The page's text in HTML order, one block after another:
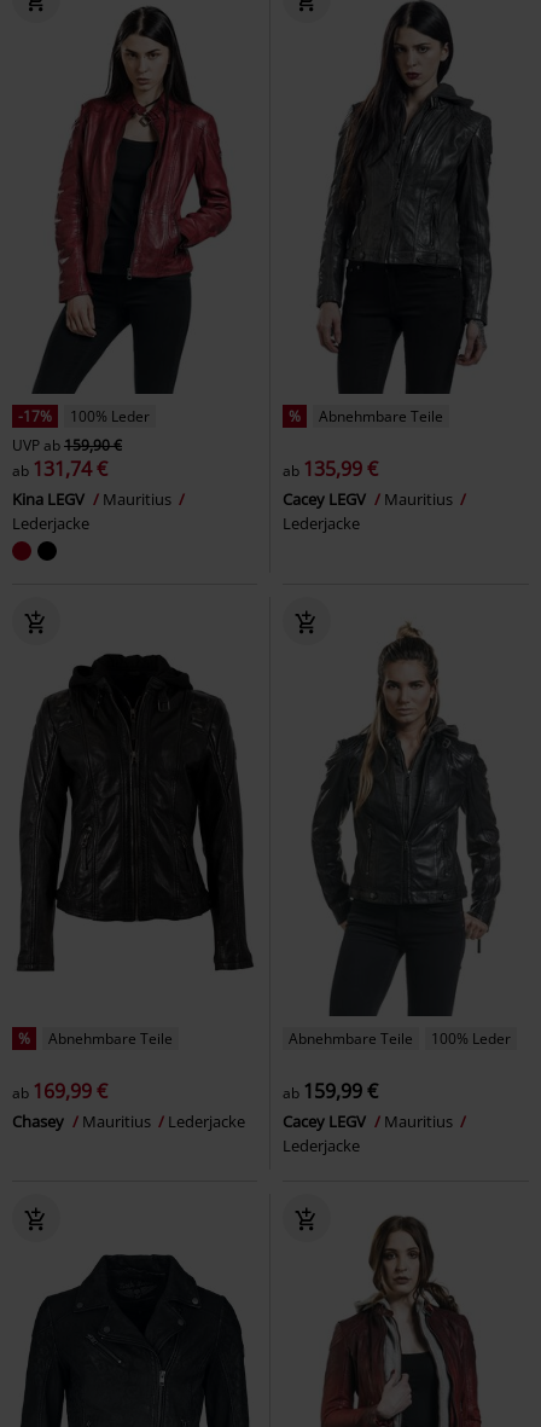
-17%
100% Leder
UVPab159,90 €
ab 131,74 €
Kina LEGV
Mauritius
Lederjacke
% Abnehmbare Teile
ab 135,99 €
Cacey LEGV
Mauritius
Lederjacke
% Abnehmbare Teile
ab 169,99 €
Chasey Mauritius Lederjacke
Abnehmbare Teile 100% Leder
ab 159,99 €
Cacey LEGV
Mauritius
Lederjacke